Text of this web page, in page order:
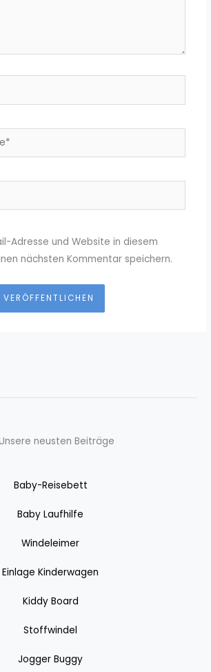
Adresse und Website in diesem
nächsten Kommentar speichern.
neusten Beiträge
Baby-Reisebett
Baby Laufhilfe
Windeleimer
Einlage Kinderwagen
Kiddy Board
Stoffwindel
Jogger Buggy